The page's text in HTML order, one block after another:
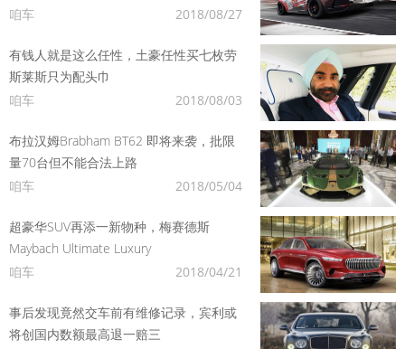
咱车
2018/08/27
有钱人就是这么任性，土豪任性买七枚劳
斯莱斯只为配头巾
咱车
2018/08/03
布拉汉姆Brabham BT62 即将来袭，批限
量70台但不能合法上路
咱车
2018/05/04
超豪华SUV再添一新物种，梅赛德斯
Maybach Ultimate Luxury
咱车
2018/04/21
事后发现竟然交车前有维修记录，宾利或
将创国内数额最高退一赔三